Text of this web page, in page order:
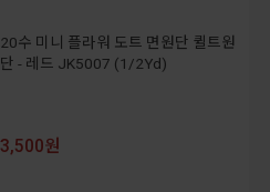
20수 미니 플라워 도트 면원단 퀼트원
단 - 레드 JK5007 (1/2Yd)
3,500원